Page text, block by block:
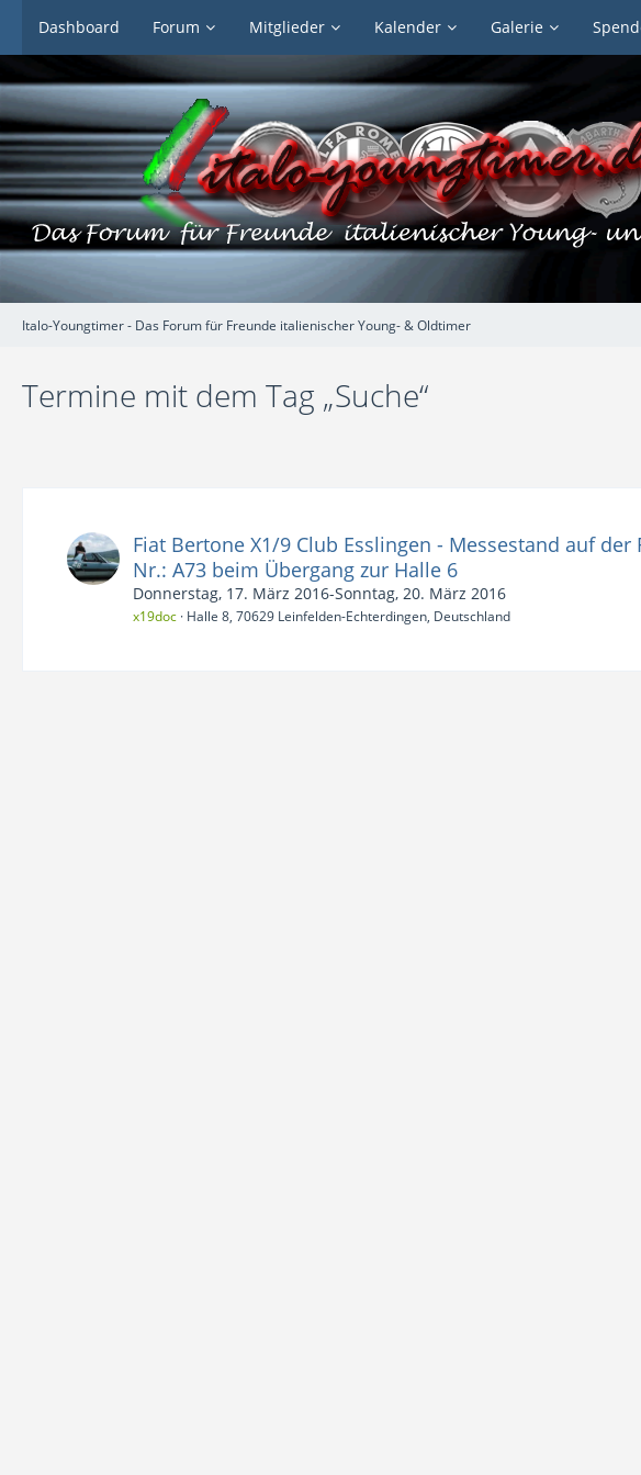
Dashboard Forum Mitglieder Kalender Galerie
Italo-Youngtimer - Das Forum für Freunde italienischer Young- & Oldtimer
Termine mit dem Tag „Suche“
Fiat Bertone X1/9 Club Esslingen - Messestand auf der
Nr.: A73 beim Übergang zur Halle 6
Donnerstag, 17. März 2016-Sonntag, 20. März 2016
x19doc Halle 8, 70629 Leinfelden-Echterdingen, Deutschland